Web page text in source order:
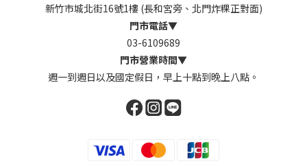
新竹市城北街16號1樓 (長和宮旁、北門炸粿正對面)
門市電話▼
03-6109689
門市營業時間▼
週一到週日以及國定假日，早上十點到晚上八點。